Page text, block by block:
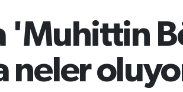
'Muhittin
neler